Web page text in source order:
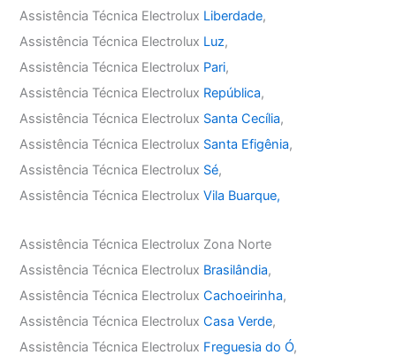
Assistência Técnica Electrolux Liberdade,
Assistência Técnica Electrolux Luz,
Assistência Técnica Electrolux Pari,
Assistência Técnica Electrolux República,
Assistência Técnica Electrolux Santa Cecília,
Assistência Técnica Electrolux Santa Efigênia,
Assistência Técnica Electrolux Sé,
Assistência Técnica ElectroluxVila Buarque,
Assistência Técnica Electrolux Zona Norte
Assistência Técnica Electrolux Brasilândia,
Assistência Técnica ElectroluxCachoeirinha,
Assistência Técnica ElectroluxCasa Verde,
Assistência Técnica Electrolux Freguesia do Ó,